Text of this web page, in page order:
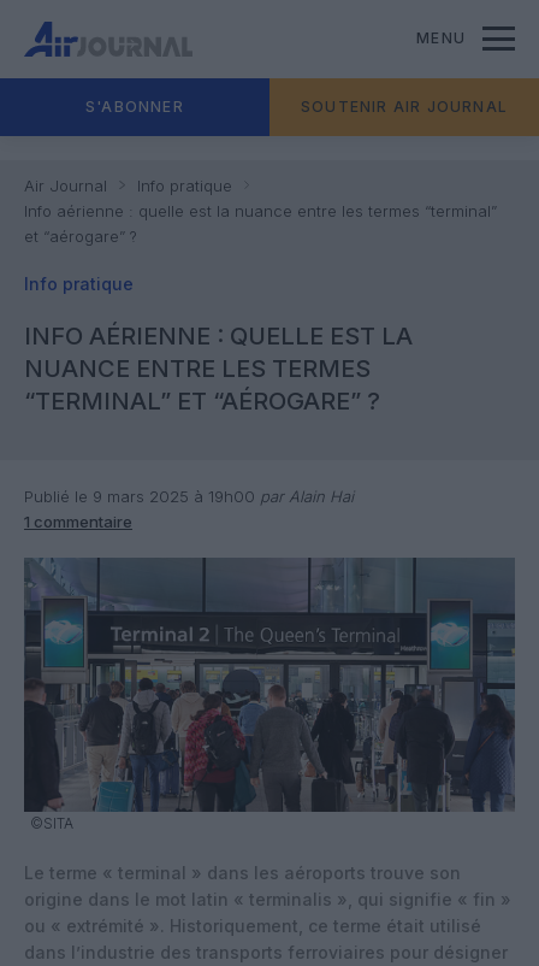
MENU
S'ABONNER SOUTENIR AIR JOURNAL
Air Journal
Info pratique
Info aérienne : quelle est la nuance entre les termes “terminal”
et “aérogare” ?
Info pratique
INFO AÉRIENNE : QUELLE EST LA
NUANCE ENTRE LES TERMES
“TERMINAL” ET “AÉROGARE” ?
Publié le 9 mars 2025 à 19h00 par Alain Hai
1 commentaire
©SITA
Le terme « terminal » dans les aéroports trouve son
origine dans le mot latin « terminalis », qui signifie « fin »
ou « extrémité ». Historiquement, ce terme était utilisé
dans l’industrie des transports ferroviaires pour désigner